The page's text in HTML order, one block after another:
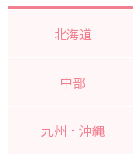
北海道
中部
九州・沖縄